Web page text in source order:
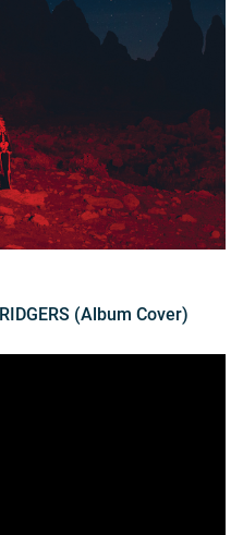
(Album Cover)